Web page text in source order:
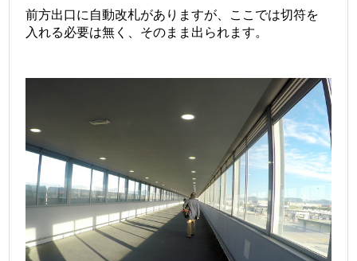
前方出口に自動改札がありますが、ここでは切符を
入れる必要は無く、そのまま出られます。